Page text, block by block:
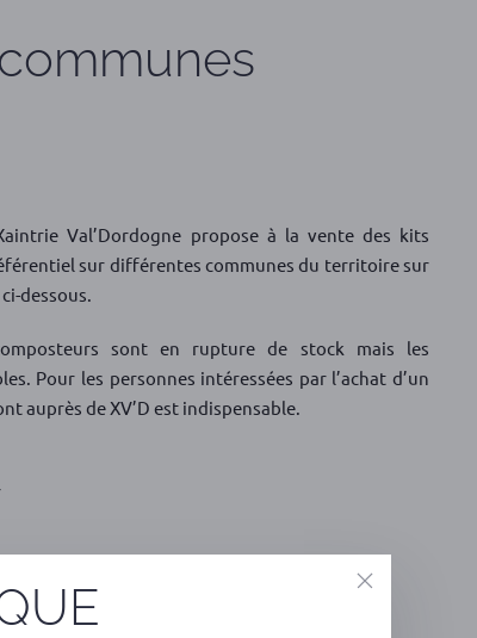
Val’Dordogne propose à la vente des kits
sur différentes communes du territoire sur
dessous.
sont en rupture de stock mais les
Pour les personnes intéressées par l’achat d’un
auprès de XV’D est indispensable.